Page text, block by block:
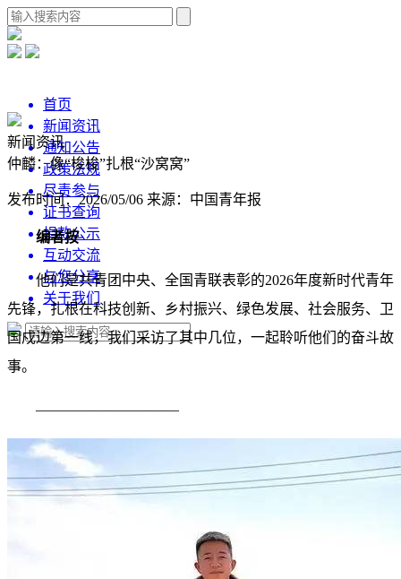
首页
新闻资讯
通知公告
政策法规
尽责参与
证书查询
捐款公示
互动交流
与您分享
关于我们
新闻资讯
仲麟：像“梭梭”扎根“沙窝窝”
发布时间：2026/05/06 来源：中国青年报
编者按
他们是共青团中央、全国青联表彰的2026年度新时代青年
先锋，扎根在科技创新、乡村振兴、绿色发展、社会服务、卫
国戍边第一线，我们采访了其中几位，一起聆听他们的奋斗故
事。
——————————